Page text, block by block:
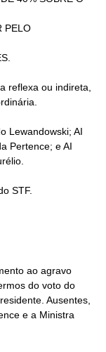
ao agravo
do voto do
Ausentes,
e a Ministra